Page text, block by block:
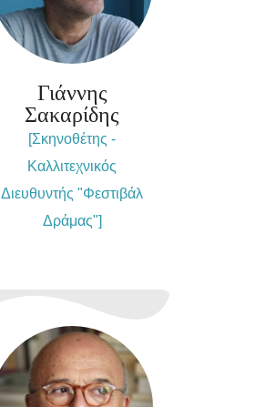
Γιάννης
Σακαρίδης
[Σκηνοθέτης -
Καλλιτεχνικός
Διευθυντής "Φεστιβάλ
Δράμας"]